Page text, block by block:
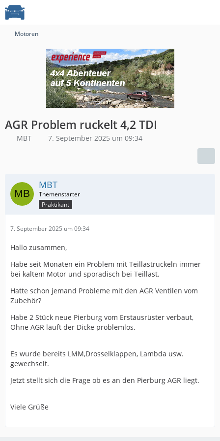
Motoren
AGR Problem ruckelt 4,2 TDI
MBT 7. September 2025 um 09:34
MBT
Praktikant
7. September 2025 um 09:34
Hallo zusammen,
Habe seit Monaten ein Problem mit Teillastruckeln immer
bei kaltem Motor und sporadisch bei Teillast.
Hatte schon jemand Probleme mit den AGR Ventilen vom
Zubehör?
Habe 2 Stück neue Pierburg vom Erstausrüster verbaut,
Ohne AGR läuft der Dicke problemlos.
Es wurde bereits LMM,Drosselklappen, Lambda usw.
gewechselt.
Jetzt stellt sich die Frage ob es an den Pierburg AGR liegt.
Viele Grüße